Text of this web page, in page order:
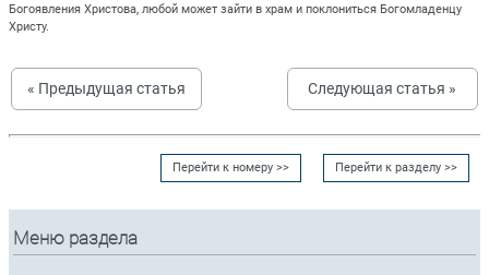
Богоявления Христова, любой может зайти в храм и поклониться Богомладенцу
Христу.
« Предыдущая статья Следующая статья »
Перейти к разделу >>
Перейти к номеру >>
Меню раздела